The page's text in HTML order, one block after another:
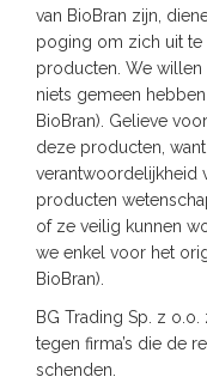
van BioBran zijn,
poging om zich uit
producten. We
niets gemeen
BioBran). Gelieve
deze producten,
verantwoordelijkheid
producten
of ze veilig kunnen
we enkel voor het
BioBran).
BG Trading Sp. z
tegen firma’s die de
schenden.